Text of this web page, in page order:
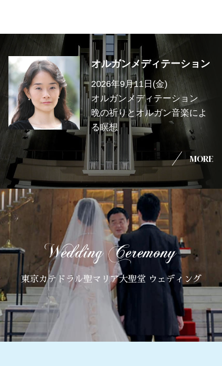
オルガンメディテーション
2026年9月11日(金)
オルガンメディテーション
晩の祈りとオルガン音楽によ
る瞑想
MORE
東京カテドラル聖マリア大聖堂 ウェディング